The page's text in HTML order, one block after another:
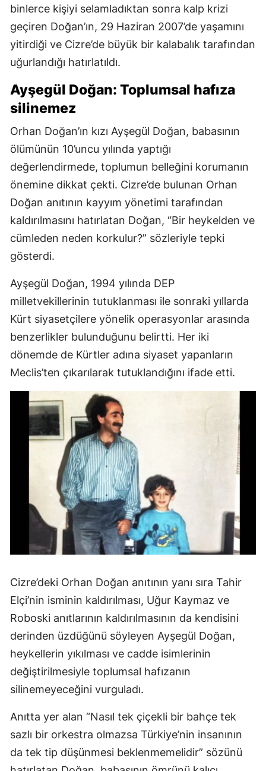
binlerce kişiyi selamladıktan sonra kalp krizi
geçiren Doğan’ın, 29 Haziran 2007’de yaşamını
yitirdiği ve Cizre’de büyük bir kalabalık tarafından
uğurlandığı hatırlatıldı.
Ayşegül Doğan: Toplumsal hafıza
silinemez
Orhan Doğan’ın kızı Ayşegül Doğan, babasının
ölümünün 10’uncu yılında yaptığı
değerlendirmede, toplumun belleğini korumanın
önemine dikkat çekti. Cizre’de bulunan Orhan
Doğan anıtının kayyım yönetimi tarafından
kaldırılmasını hatırlatan Doğan, “Bir heykelden ve
cümleden neden korkulur?” sözleriyle tepki
gösterdi.
Ayşegül Doğan, 1994 yılında DEP
milletvekillerinin tutuklanması ile sonraki yıllarda
Kürt siyasetçilere yönelik operasyonlar arasında
benzerlikler bulunduğunu belirtti. Her iki
dönemde de Kürtler adına siyaset yapanların
Meclis’ten çıkarılarak tutuklandığını ifade etti.
Cizre’deki Orhan Doğan anıtının yanı sıra Tahir
Elçi’nin isminin kaldırılması, Uğur Kaymaz ve
Roboski anıtlarının kaldırılmasının da kendisini
derinden üzdüğünü söyleyen Ayşegül Doğan,
heykellerin yıkılması ve cadde isimlerinin
değiştirilmesiyle toplumsal hafızanın
silinemeyeceğini vurguladı.
Anıtta yer alan “Nasıl tek çiçekli bir bahçe tek
sazlı bir orkestra olmazsa Türkiye’nin insanının
da tek tip düşünmesi beklenmemelidir” sözünü